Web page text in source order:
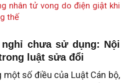
nhân tử vong do điện giật khi
thế
nghỉ chưa sử dụng: Nội
luật sửa đổi
một số điều của Luật Cán bộ,